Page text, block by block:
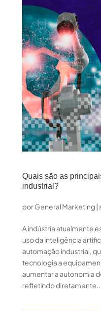
Quais são as
industrial?
porGeneral Marketing|
A indústria atualmente
uso da inteligência
automação industrial,
tecnologia a
aumentar a autonomia
refletindo